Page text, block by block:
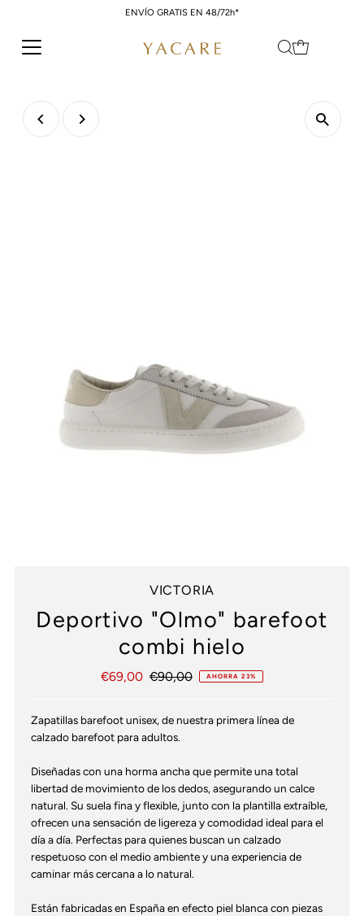
Ir directamente al contenido
ENVÍO GRATIS EN 48/72h*
VICTORIA
Deportivo "Olmo" barefoot
combi hielo
Precio
€69,00 Precio
€90,00 AHORRA 23%
Zapatillas barefoot unisex, de nuestra primera línea de
calzado barefoot para adultos.
Diseñadas con una horma ancha que permite una total
libertad de movimiento de los dedos, asegurando un calce
natural. Su suela fina y flexible, junto con la plantilla extraíble,
ofrecen una sensación de ligereza y comodidad ideal para el
día a día. Perfectas para quienes buscan un calzado
respetuoso con el medio ambiente y una experiencia de
caminar más cercana a lo natural.
Están fabricadas en España en efecto piel blanca con piezas